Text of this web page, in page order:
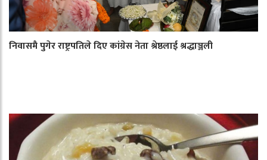
निवासमै पुगेर राष्ट्रपतिले दिए कांग्रेस नेता श्रेष्ठलाई श्रद्धाञ्जली